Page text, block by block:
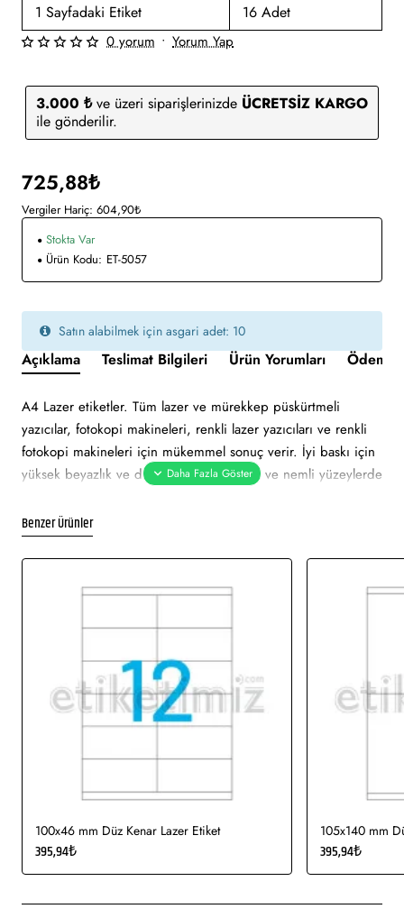
1 Sayfadaki Etiket 16 Adet
3.000 ₺ve üzeri siparişlerinizde ÜCRETSİZ KARGO
ile gönderilir.
0 yorum • Yorum Yap
725,88₺
Vergiler Hariç: 604,90₺
Stokta Var
Ürün Kodu: ET-5057
Satın alabilmek için asgari adet: 10
Açıklama Teslimat Bilgileri Ürün Yorumları Ödeme
A4 Lazer etiketler. Tüm lazer ve mürekkep püskürtmeli
yazıcılar, fotokopi makineleri, renkli lazer yazıcıları ve renkli
fotokopi makineleri için mükemmel sonuç verir. İyi baskı için
yüksek beyazlık ve düzgün yüzey. Soğuk ve nemli yüzeylerde
sürdürülebilir FSC sertifikalıdır. Etiketler atık kağıt, geri
dönüşümlü karton ambalaj ile% 100 geri dönüştürülebilir.
Etiket yeşil renklidir. Tüm lazer ve mürekkep püskürtmeli
yazıcılarda sorunsuz yazdırmayı onaylar. Soğuk ve nemli
net baskı alınır. Etiket mattır. Ekranda görünen görsel
çizimdir. Gerçek baskıda renklerde ton farklı olabilir.
Benzer Ürünler
100x46 mm Düz Kenar Lazer Etiket
395,94₺
105x140 mm
395,94₺